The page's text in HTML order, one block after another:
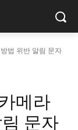
법 위반 알림 문자
메라
문자